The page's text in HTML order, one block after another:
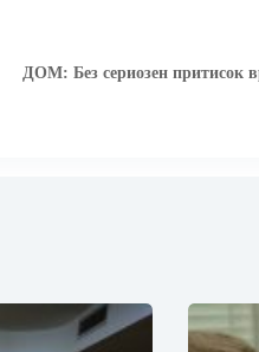
ДОМ: Без сериозен притисок